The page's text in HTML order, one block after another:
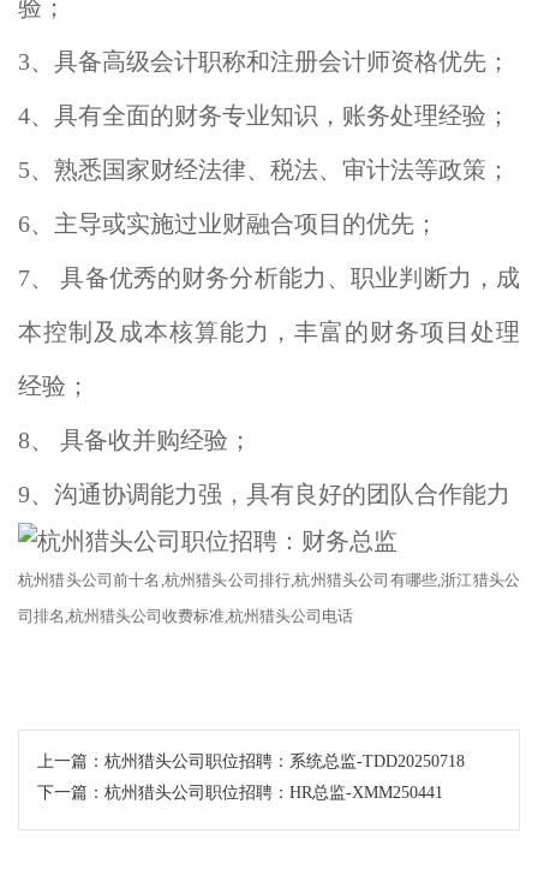
验；
3、具备高级会计职称和注册会计师资格优先；
4、具有全面的财务专业知识，账务处理经验；
5、熟悉国家财经法律、税法、审计法等政策；
6、主导或实施过业财融合项目的优先；
7、 具备优秀的财务分析能力、职业判断力，成
本控制及成本核算能力，丰富的财务项目处理
经验；
8、 具备收并购经验；
9、沟通协调能力强，具有良好的团队合作能力
杭州猎头公司前十名 ,杭州猎头公司排行,杭州 猎头公司 有哪些,浙江猎头公
司 排名 ,杭州猎头公司收费标准,杭州猎头公司电话
上一篇： 杭州猎头公司职位招聘：系统总监-TDD20250718
下一篇： 杭州猎头公司职位招聘：HR总监-XMM250441